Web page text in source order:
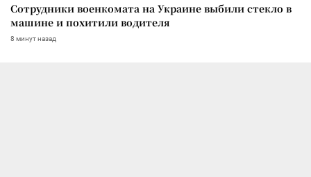
Сотрудники военкомата на Украине выбили стекло в
машине и похитили водителя
8 минут назад